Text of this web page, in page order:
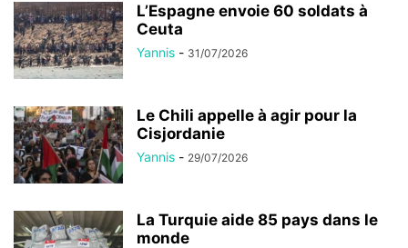
L’Espagne envoie 60 soldats à
Ceuta
Yannis - 31/07/2026
Le Chili appelle à agir pour la
Cisjordanie
Yannis - 29/07/2026
La Turquie aide 85 pays dans le
monde